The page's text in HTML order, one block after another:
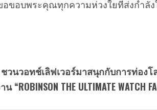
ขอบพระคุณทุกความห่วงใยที่ส่งกำลัง
วนวอทช์เลิฟเวอร์มาสนุกกับการท่อง
น “ROBINSON THE ULTIMATE WATCH